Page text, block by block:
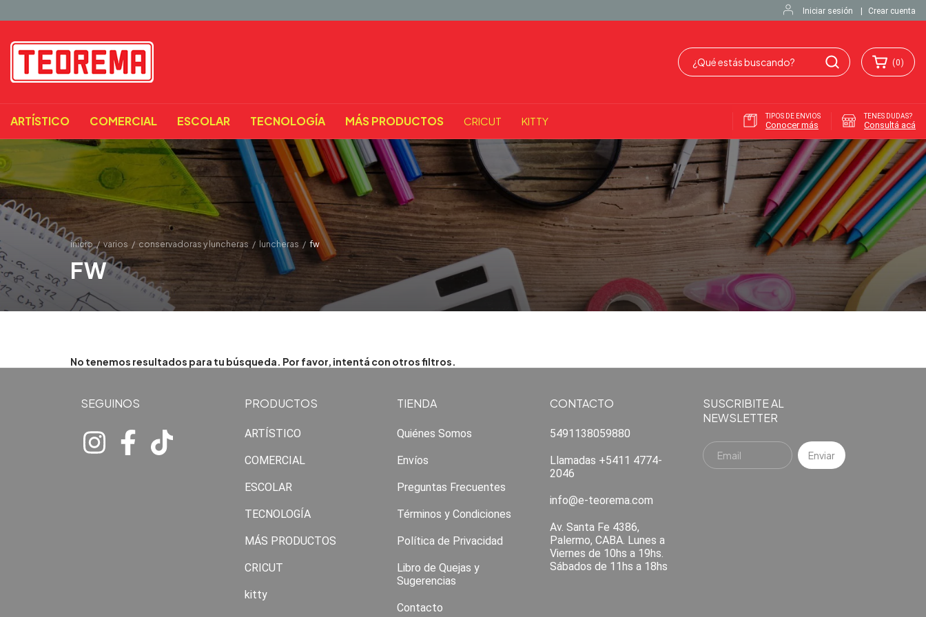
Iniciar sesión Crear cuenta
(0)
ARTÍSTICO COMERCIAL ESCOLAR TECNOLOGÍA MÁS PRODUCTOS CRICUT KITTY TIPOS DE ENVIOS
Conocer más
TENES DUDAS?
Consultá acá
inicio / varios / conservadoras y luncheras / luncheras / fw
FW
No tenemos resultados para tu búsqueda. Por favor, intentá con otros filtros.
SEGUINOS PRODUCTOS
ARTÍSTICO
COMERCIAL
ESCOLAR
TECNOLOGÍA
MÁS PRODUCTOS
CRICUT
kitty
TIENDA
Quiénes Somos
Envíos
Preguntas Frecuentes
Términos y Condiciones
Política de Privacidad
Libro de Quejas y
Sugerencias
Contacto
CONTACTO
5491138059880
Llamadas +5411 4774-
2046
info@e-teorema.com
Av. Santa Fe 4386,
Palermo, CABA. Lunes a
Viernes de 10hs a 19hs.
Sábados de 11hs a 18hs
SUSCRIBITE AL
NEWSLETTER